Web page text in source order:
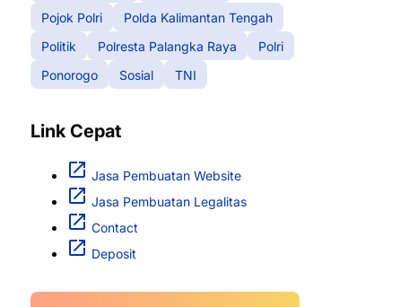
Pojok Polri
Polda Kalimantan Tengah
Politik
Polresta Palangka Raya
Polri
Ponorogo
Sosial TNI
Link Cepat
Jasa Pembuatan Website
Jasa Pembuatan Legalitas
Contact
Deposit